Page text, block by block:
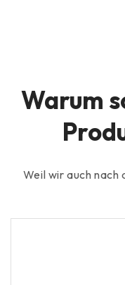
Warum
Weil wir auch nach